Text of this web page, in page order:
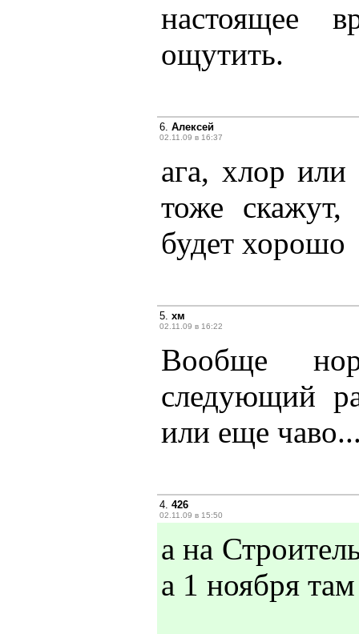
настоящее
ощутить.
6. Алексей
02.11.09 в 16:37
ага, хлор
тоже
будет хорошо
5. хм
02.11.09 в 16:22
Вообще
следующий
или еще
4. 426
02.11.09 в 15:50
а на
а 1 ноября